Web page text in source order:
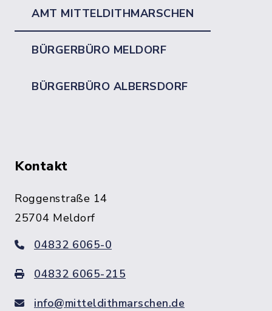
AMT MITTELDITHMARSCHEN
BÜRGERBÜRO MELDORF
BÜRGERBÜRO ALBERSDORF
Kontakt
Roggenstraße 14
25704 Meldorf
04832 6065-0
04832 6065-215
info@mitteldithmarschen.de